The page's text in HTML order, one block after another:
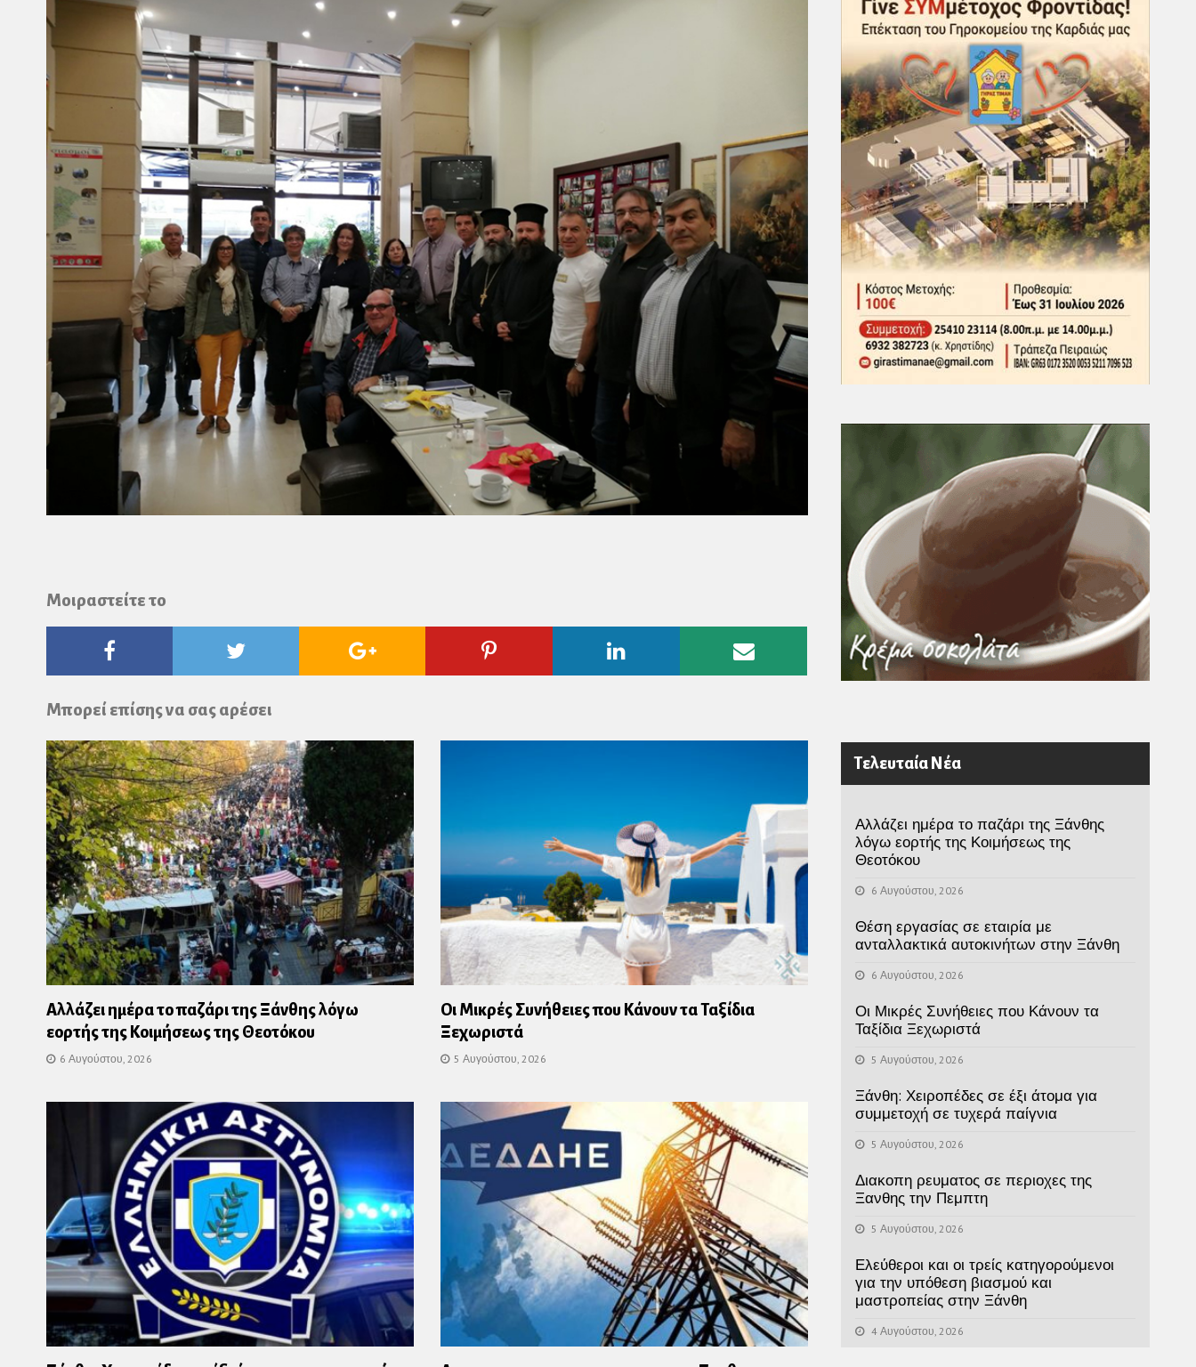
Μοιραστείτε το
Twitter
Google
Pinterest Linkedin Email
Μπορεί επίσης να σας αρέσει
Αλλάζει ημέρα το παζάρι της Ξάνθης λόγω
εορτής της Κοιμήσεως της Θεοτόκου
6 Αυγούστου, 2026
Οι Μικρές Συνήθειες που Κάνουν τα Ταξίδια
Ξεχωριστά
5 Αυγούστου, 2026
Τελευταία Νέα
Αλλάζει ημέρα το παζάρι της Ξάνθης
λόγω εορτής της Κοιμήσεως της
Θεοτόκου
6 Αυγούστου, 2026
Θέση εργασίας σε εταιρία με
ανταλλακτικά αυτοκινήτων στην Ξάνθη
6 Αυγούστου, 2026
Οι Μικρές Συνήθειες που Κάνουν τα
Ταξίδια Ξεχωριστά
5 Αυγούστου, 2026
Ξάνθη: Χειροπέδες σε έξι άτομα για
συμμετοχή σε τυχερά παίγνια
5 Αυγούστου, 2026
Διακοπη ρευματος σε περιοχες της
Ξανθης την Πεμπτη
5 Αυγούστου, 2026
Ελεύθεροι και οι τρείς κατηγορούμενοι
για την υπόθεση βιασμού και
μαστροπείας στην Ξάνθη
4 Αυγούστου, 2026